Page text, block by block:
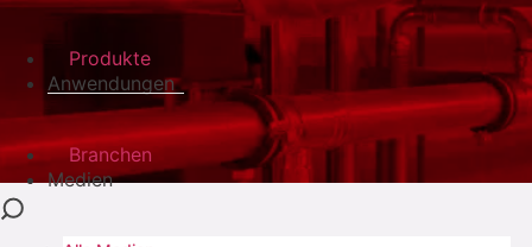
Anwendungen
Medien
Produkte
Branchen